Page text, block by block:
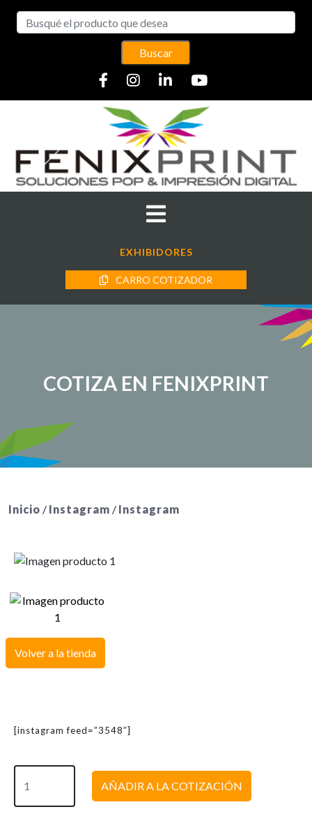
Buscar
EXHIBIDORES
CARRO COTIZADOR
COTIZA EN FENIXPRINT
Inicio / Instagram / Instagram
Volver a la tienda
[instagram feed=”3548″]
AÑADIR A LA COTIZACIÓN